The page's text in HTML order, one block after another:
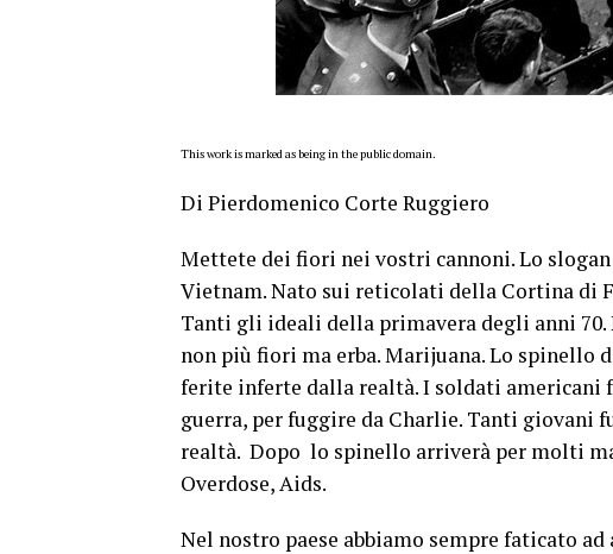
This work is marked as being in the public domain.
Di Pierdomenico Corte Ruggiero
Mettete dei fiori nei vostri cannoni. Lo
Vietnam. Nato sui reticolati della Cortina di
Tanti gli ideali della primavera degli anni 70.
non più fiori ma erba. Marijuana. Lo spinello
ferite inferte dalla realtà. I soldati americani
guerra, per fuggire da Charlie. Tanti giovani
realtà. Dopo lo spinello arriverà per molti
Overdose, Aids.
Nel nostro paese abbiamo sempre faticato